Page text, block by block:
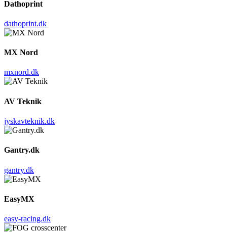
Dathoprint
dathoprint.dk
MX Nord
mxnord.dk
AV Teknik
jyskavteknik.dk
Gantry.dk
gantry.dk
EasyMX
easy-racing.dk